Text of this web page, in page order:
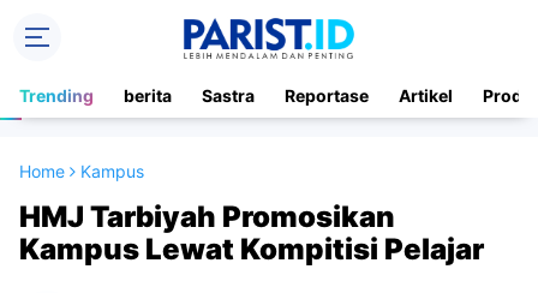
Trending berita Sastra Reportase Artikel
Home Kampus
HMJ Tarbiyah Promosikan
Kampus Lewat Kompitisi Pelajar